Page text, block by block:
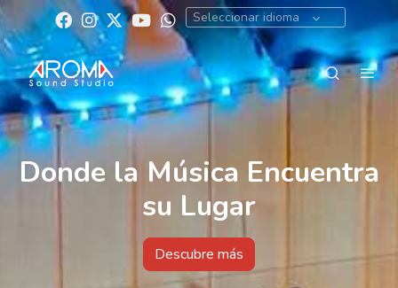
Seleccionar idioma
Donde la Música Encuentra
su Lugar
Descubre más